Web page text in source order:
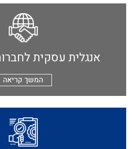
אנגלית עסקית
המשך קריאה